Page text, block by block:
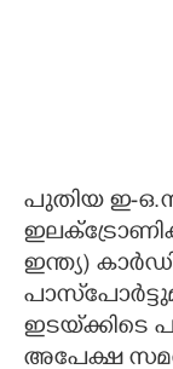
പുതിയ ഇ-
ഇന്ത്യ)
ഇടയ്‌ക്കിടെ
അപേക്ഷ